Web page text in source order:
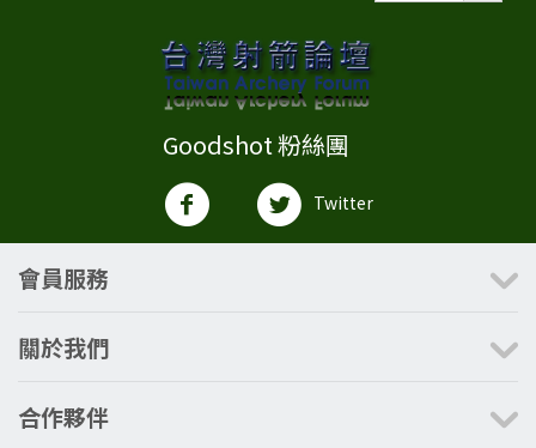
Goodshot 粉絲團
Twitter
會員服務
關於我們
合作夥伴